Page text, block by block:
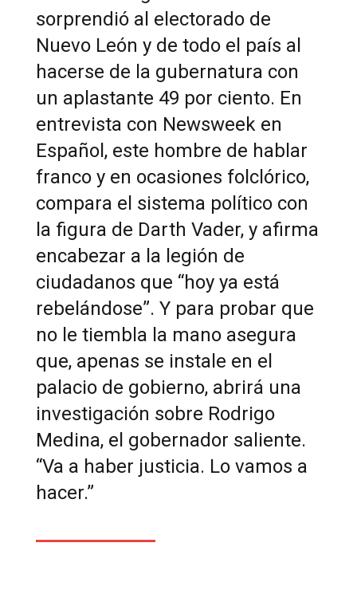
sorprendió al electorado de
Nuevo León y de todo el país al
hacerse de la gubernatura con
un aplastante 49 por ciento. En
entrevista con Newsweek en
Español, este hombre de hablar
franco y en ocasiones folclórico,
compara el sistema político con
la figura de Darth Vader, y afirma
encabezar a la legión de
ciudadanos que “hoy ya está
rebelándose”. Y para probar que
no le tiembla la mano asegura
que, apenas se instale en el
palacio de gobierno, abrirá una
investigación sobre Rodrigo
Medina, el gobernador saliente.
“Va a haber justicia. Lo vamos a
hacer.”